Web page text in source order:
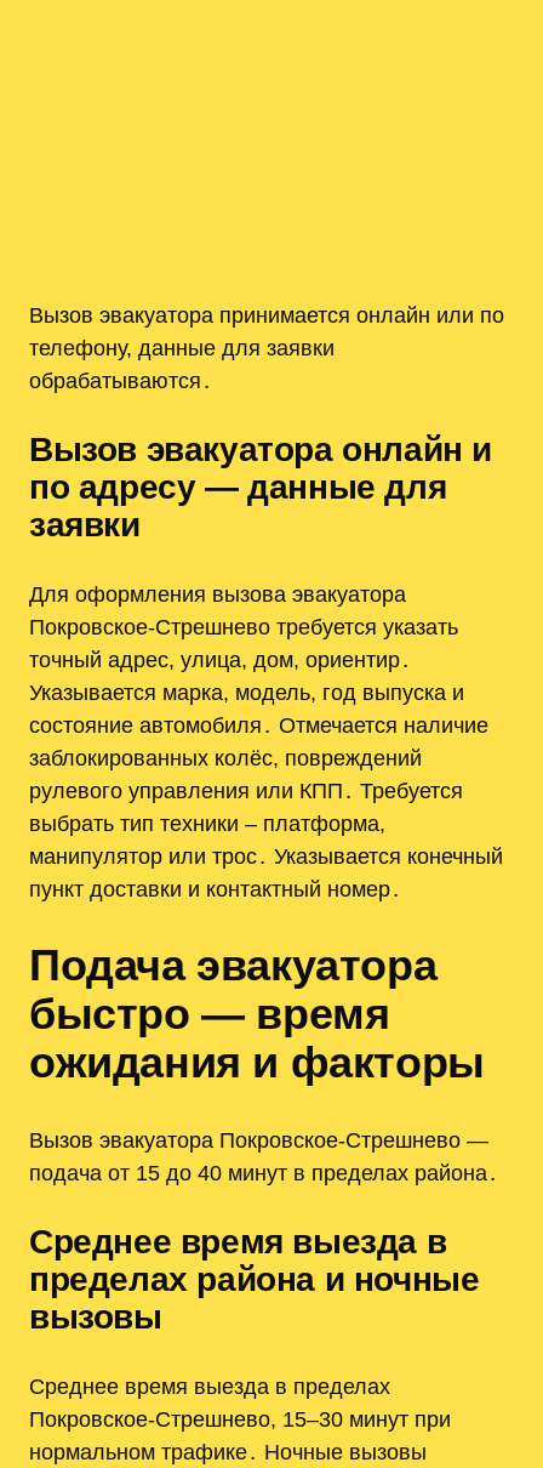
Вызов эвакуатора принимается онлайн или по
телефону, данные для заявки
обрабатываются․
Вызов эвакуатора онлайн и
по адресу — данные для
заявки
Для оформления вызова эвакуатора
Покровское-Стрешнево требуется указать
точный адрес, улица, дом, ориентир․
Указывается марка, модель, год выпуска и
состояние автомобиля․ Отмечается наличие
заблокированных колёс, повреждений
рулевого управления или КПП․ Требуется
выбрать тип техники ‒ платформа,
манипулятор или трос․ Указывается конечный
пункт доставки и контактный номер․
Подача эвакуатора
быстро — время
ожидания и факторы
Вызов эвакуатора Покровское-Стрешнево —
подача от 15 до 40 минут в пределах района․
Среднее время выезда в
пределах района и ночные
вызовы
Среднее время выезда в пределах
Покровское-Стрешнево, 15–30 минут при
нормальном трафике․ Ночные вызовы